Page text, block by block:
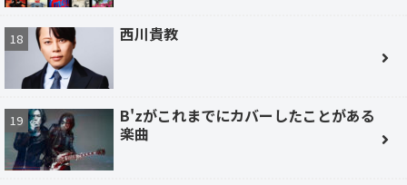
西川貴教
B'zがこれまでにカバーしたことがある
楽曲